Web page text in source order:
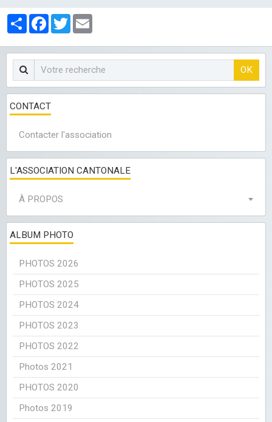
LES CLUBS
PartagerFacebook
Twitter
OK
CONTACT
Contacter l'association
L'ASSOCIATION CANTONALE
À PROPOS
ALBUM PHOTO
PHOTOS 2026
PHOTOS 2025
PHOTOS 2024
PHOTOS 2023
PHOTOS 2022
Photos 2021
PHOTOS 2020
Photos 2019